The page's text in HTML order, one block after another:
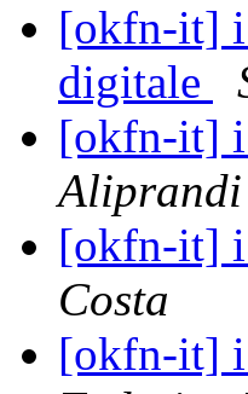
[okfn-it] i
digitale
[okfn-it] i
Aliprandi
[okfn-it] i
Costa
[okfn-it] i